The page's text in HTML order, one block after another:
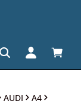
AUDI
A4